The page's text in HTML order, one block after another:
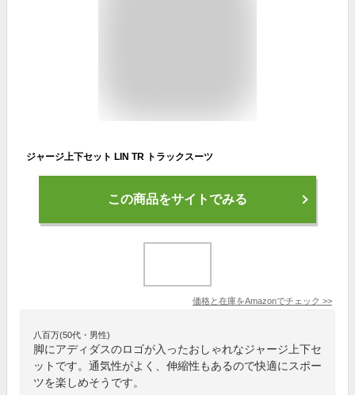
ジャージ上下セット LIN TR トラックスーツ
この商品をサイトでみる
価格と在庫をAmazonでチェック >>
八百万(50代・男性)
脚にアディダスのロゴが入ったおしゃれなジャージ上下セ
ットです。通気性がよく、伸縮性もあるので快適にスポー
ツを楽しめそうです。